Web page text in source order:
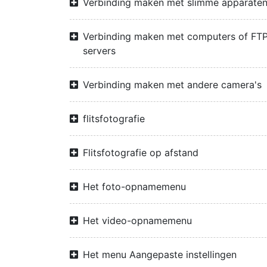
Verbinding maken met slimme apparaten
Verbinding maken met computers of
servers
Verbinding maken met andere camera's
flitsfotografie
Flitsfotografie op afstand
Het foto-opnamemenu
Het video-opnamemenu
Het menu Aangepaste instellingen